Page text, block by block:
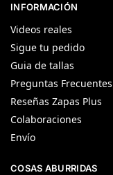
INFORMACIÓN
Videos reales
Sigue tu pedido
Guia de tallas
Preguntas Frecuentes
Reseñas Zapas Plus
Colaboraciones
Envío
COSAS ABURRIDAS